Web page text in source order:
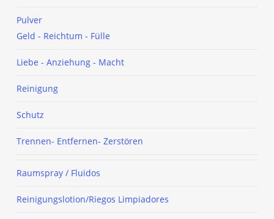
Pulver
Geld - Reichtum - Fülle
Liebe - Anziehung - Macht
Reinigung
Schutz
Trennen- Entfernen- Zerstören
Raumspray / Fluidos
Reinigungslotion/Riegos Limpiadores